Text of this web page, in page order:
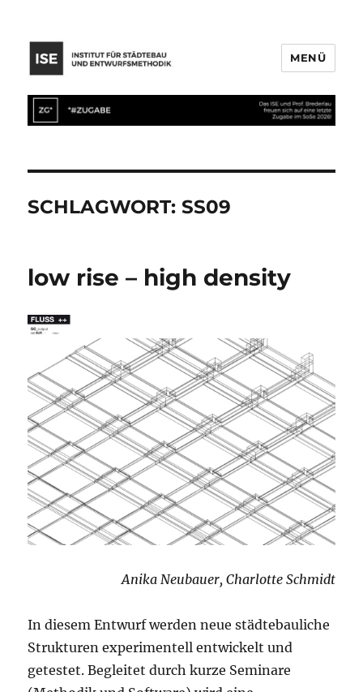
MENÜ
SCHLAGWORT:SS09
low rise – high density
Anika Neubauer, Charlotte Schmidt
In diesem Entwurf werden neue städtebauliche
Strukturen experimentell entwickelt und
getestet. Begleitet durch kurze Seminare